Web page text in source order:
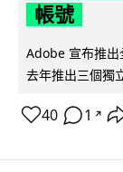
帳號
Adobe 宣布推
去年推出三個獨
40 1 ↗